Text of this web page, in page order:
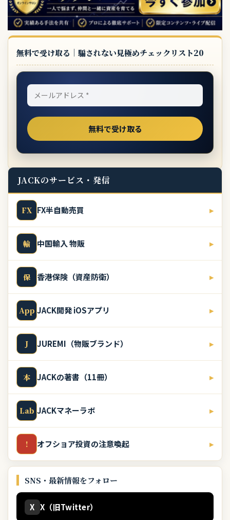
無料で受け取る｜騙されない見極めチェックリスト20
JACKのサービス・発信
FX FX半自動売買 ▸
輸 中国輸入 物販 ▸
保 香港保険（資産防衛） ▸
App JACK開発 iOSアプリ ▸
J JUREMI（物販ブランド） ▸
本 JACKの著書（11冊） ▸
Lab JACKマネーラボ ▸
! オフショア投資の注意喚起 ▸
SNS・最新情報をフォロー
X X（旧Twitter）